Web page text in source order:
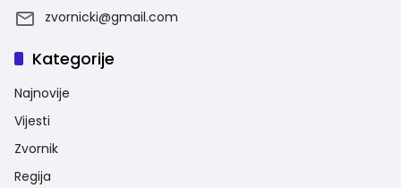
zvornicki@gmail.com
Kategorije
Najnovije
Vijesti
Zvornik
Regija